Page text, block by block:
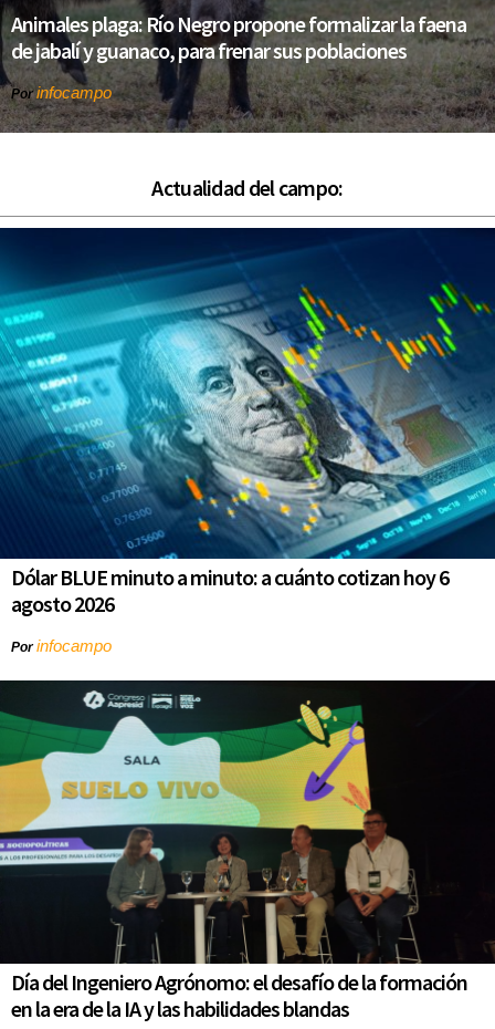
Animales plaga: Río Negro propone formalizar la faena
de jabalí y guanaco, para frenar sus poblaciones
Porinfocampo
Actualidad del campo:
Dólar BLUE minuto a minuto: a cuánto cotizan hoy 6
agosto 2026
Porinfocampo
Día del Ingeniero Agrónomo: el desafío de la formación
en la era de la IA y las habilidades blandas